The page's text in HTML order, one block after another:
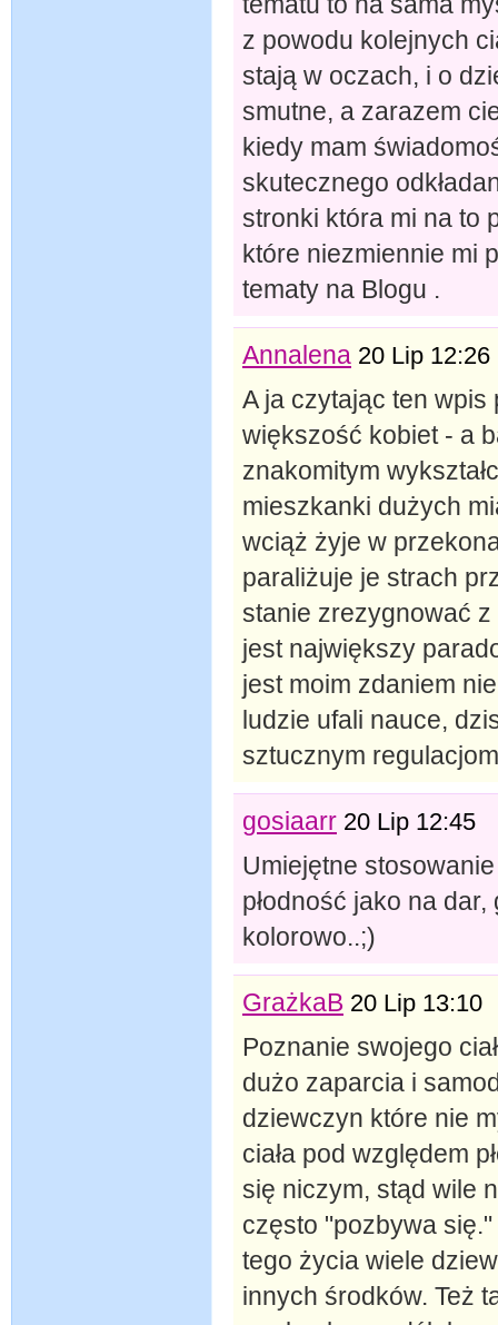
z powodu kolejnych
stają w oczach, i o
smutne, a zarazem
kiedy mam
skutecznego
stronki która mi na to
które niezmiennie mi
tematy na Blogu .
Annalena 20 Lip 12:26
A ja czytając ten wpis
większość kobiet - a
znakomitym
mieszkanki dużych
wciąż żyje w
paraliżuje je strach
stanie zrezygnować z
jest największy
jest moim zdaniem
ludzie ufali nauce,
sztucznym
gosiaarr 20 Lip 12:45
Umiejętne
płodność jako na dar,
kolorowo..;)
GrażkaB 20 Lip 13:10
Poznanie swojego
dużo zaparcia i
dziewczyn które nie
ciała pod względem
się niczym, stąd wile
często "pozbywa
tego życia wiele
innych środków. Też